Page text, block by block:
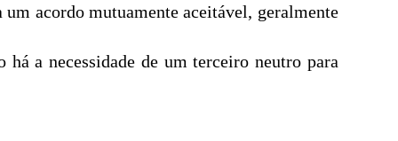
acordo mutuamente aceitável, geralmente
a necessidade de um terceiro neutro para